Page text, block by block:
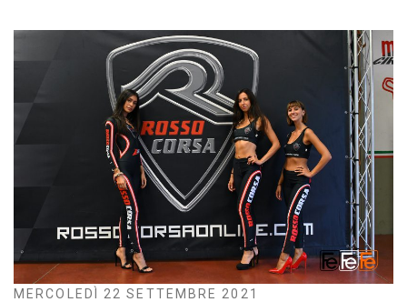
MERCOLEDÌ 22 SETTEMBRE 2021